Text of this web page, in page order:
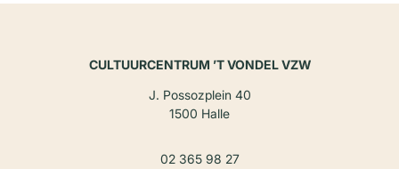
CULTUURCENTRUM ’T VONDEL VZW
J. Possozplein 40
1500 Halle
02 365 98 27